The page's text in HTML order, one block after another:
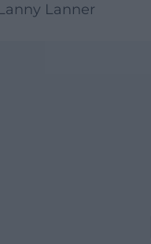
Lanner